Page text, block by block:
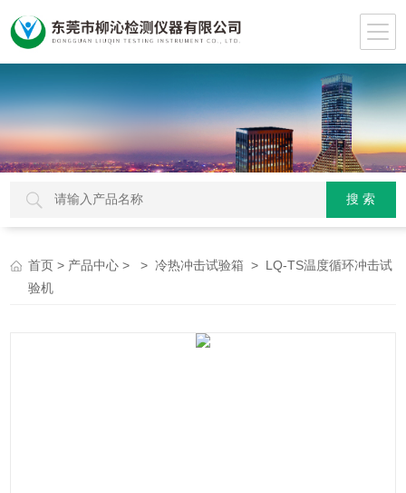
首页 > 产品中心 > >冷热冲击试验箱 > LQ-TS温度循环冲击试
验机